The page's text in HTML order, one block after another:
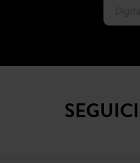
SEGUICI